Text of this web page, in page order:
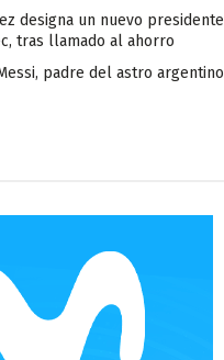
designa un nuevo presidente
tras llamado al ahorro
padre del astro argentino